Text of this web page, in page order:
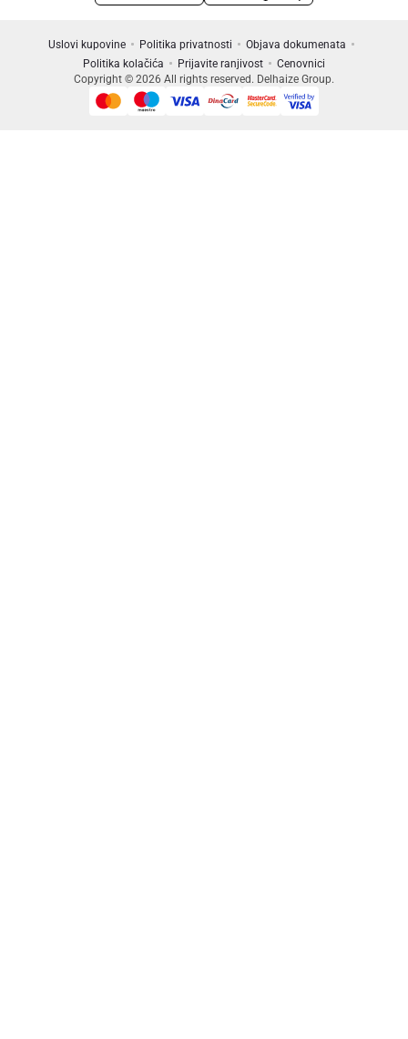
Uslovi kupovine Politika privatnosti
Objava dokumenata
Politika kolačića
Prijavite ranjivost
Cenovnici
Copyright © 2026 All rights reserved. Delhaize Group.